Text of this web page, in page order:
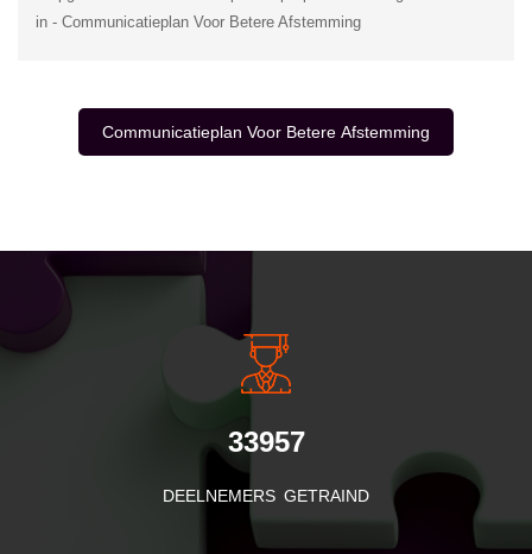
in - Communicatieplan Voor Betere Afstemming
Communicatieplan Voor Betere Afstemming
INSIDE INFORMATIE
33957
DEELNEMERS GETRAIND